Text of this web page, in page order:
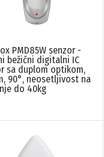
PMD85W senzor -
bežični digitalni IC
sa duplom optikom,
90°, neosetljivost na
do 40kg